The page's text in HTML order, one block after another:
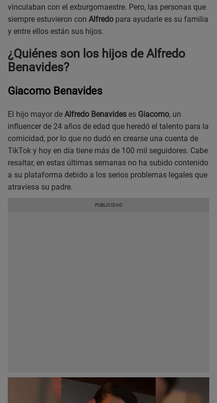
vinculaban con el exburgomaestre. Pero, las personas que
siempre estuvieron con Alfredo para ayudarle es su familia
y entre ellos están sus hijos.
¿Quiénes son los hijos de Alfredo
Benavides?
Giacomo Benavides
El hijo mayor de Alfredo Benavides es Giacomo, un
influencer de 24 años de edad que heredó el talento para la
comicidad, por lo que no dudó en crearse una cuenta de
TikTok y hoy en día tiene más de 100 mil seguidores. Cabe
resaltar, en estas últimas semanas no ha subido contenido
a su plataforma debido a los serios problemas legales que
atraviesa su padre.